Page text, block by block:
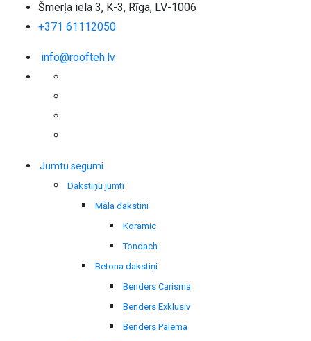
Šmerļa iela 3, K-3, Rīga, LV-1006
+371 61112050
info@roofteh.lv
Jumtu segumi
Dakstiņu jumti
Māla dakstiņi
Koramic
Tondach
Betona dakstiņi
Benders Carisma
Benders Exklusiv
Benders Palema